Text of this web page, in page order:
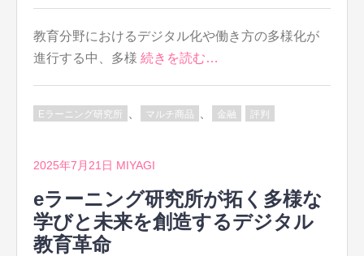
教育分野におけるデジタル化や働き方の多様化が
進行する中、多様 続きを読む…
Eラーニング研究所 マルチ商品 金融 評判
2025年7月21日 MIYAGI
eラーニング研究所が拓く多様な
学びと未来を創造するデジタル
教育革命